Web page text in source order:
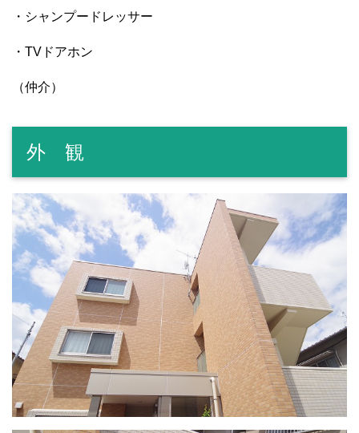
・シャンプードレッサー
・TVドアホン
（仲介）
外 観